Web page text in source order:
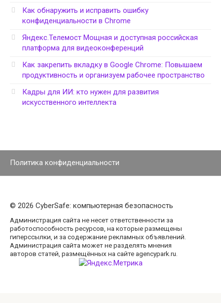
Как обнаружить и исправить ошибку
конфиденциальности в Chrome
Яндекс.Телемост Мощная и доступная российская
платформа для видеоконференций
Как закрепить вкладку в Google Chrome: Повышаем
продуктивность и организуем рабочее пространство
Кадры для ИИ: кто нужен для развития
искусственного интеллекта
Политика конфиденциальности
© 2026 CyberSafe: компьютерная безопасность
Администрация сайта не несет ответственности за
работоспособность ресурсов, на которые размещены
гиперссылки, и за содержание рекламных объявлений.
Администрация сайта может не разделять мнения
авторов статей, размещённых на сайте agencypark.ru.